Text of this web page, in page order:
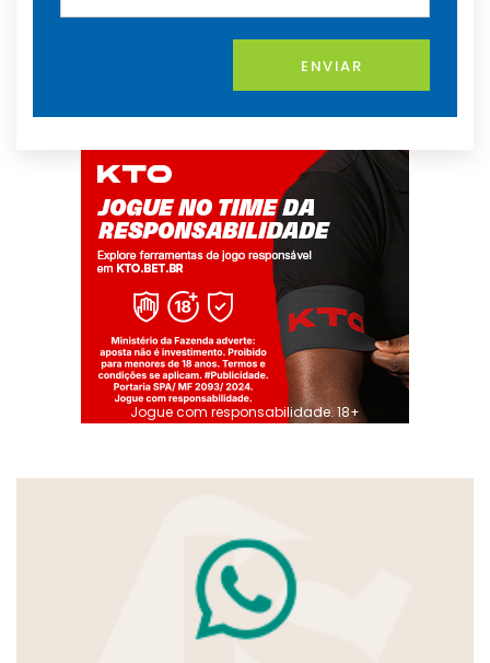
ENVIAR
Jogue com responsabilidade. 18+